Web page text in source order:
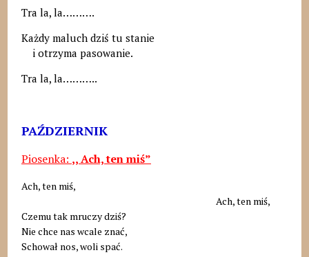
Tra la, la……….
Każdy maluch dziś tu stanie
i otrzyma pasowanie.
Tra la, la………..
PAŹDZIERNIK
Piosenka: ,, Ach, ten miś”
Ach, ten miś,
Ach, ten miś,
Czemu tak mruczy dziś?
Nie chce nas wcale znać,
Schował nos, woli spać.